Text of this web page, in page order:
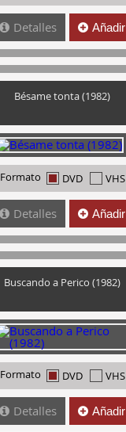
Detalles Añadir
Bésame tonta (1982)
Formato DVD VHS
Detalles Añadir
Buscando a Perico (1982)
Formato DVD VHS
Detalles Añadir